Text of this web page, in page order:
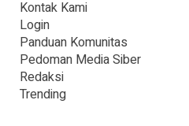
Kontak Kami
Login
Panduan Komunitas
Pedoman Media Siber
Redaksi
Trending